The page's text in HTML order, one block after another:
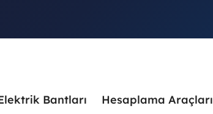
Bantları Hesaplama Araçları